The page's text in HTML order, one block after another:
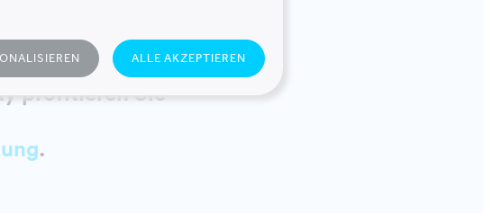
profitieren Sie
.
ALLE AKZEPTIEREN